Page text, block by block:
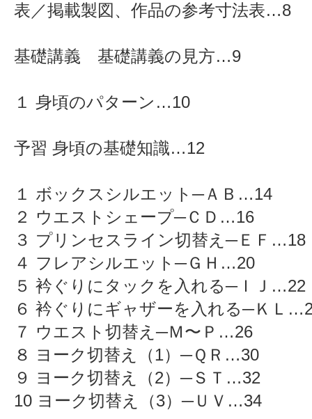
表／掲載製図、作品の参考寸法表…8
基礎講義 基礎講義の見方…9
１ 身頃のパターン…10
予習 身頃の基礎知識…12
１ ボックスシルエット─ＡＢ…14
２ ウエストシェープ─ＣＤ…16
３ プリンセスライン切替え─ＥＦ…18
４ フレアシルエット─ＧＨ…20
５ 衿ぐりにタックを入れる─ＩＪ…22
６ 衿ぐりにギャザーを入れる─ＫＬ
７ ウエスト切替え─Ｍ〜Ｐ…26
８ ヨーク切替え（1）─ＱＲ…30
９ ヨーク切替え（2）─ＳＴ…32
10 ヨーク切替え（3）─ＵＶ…34